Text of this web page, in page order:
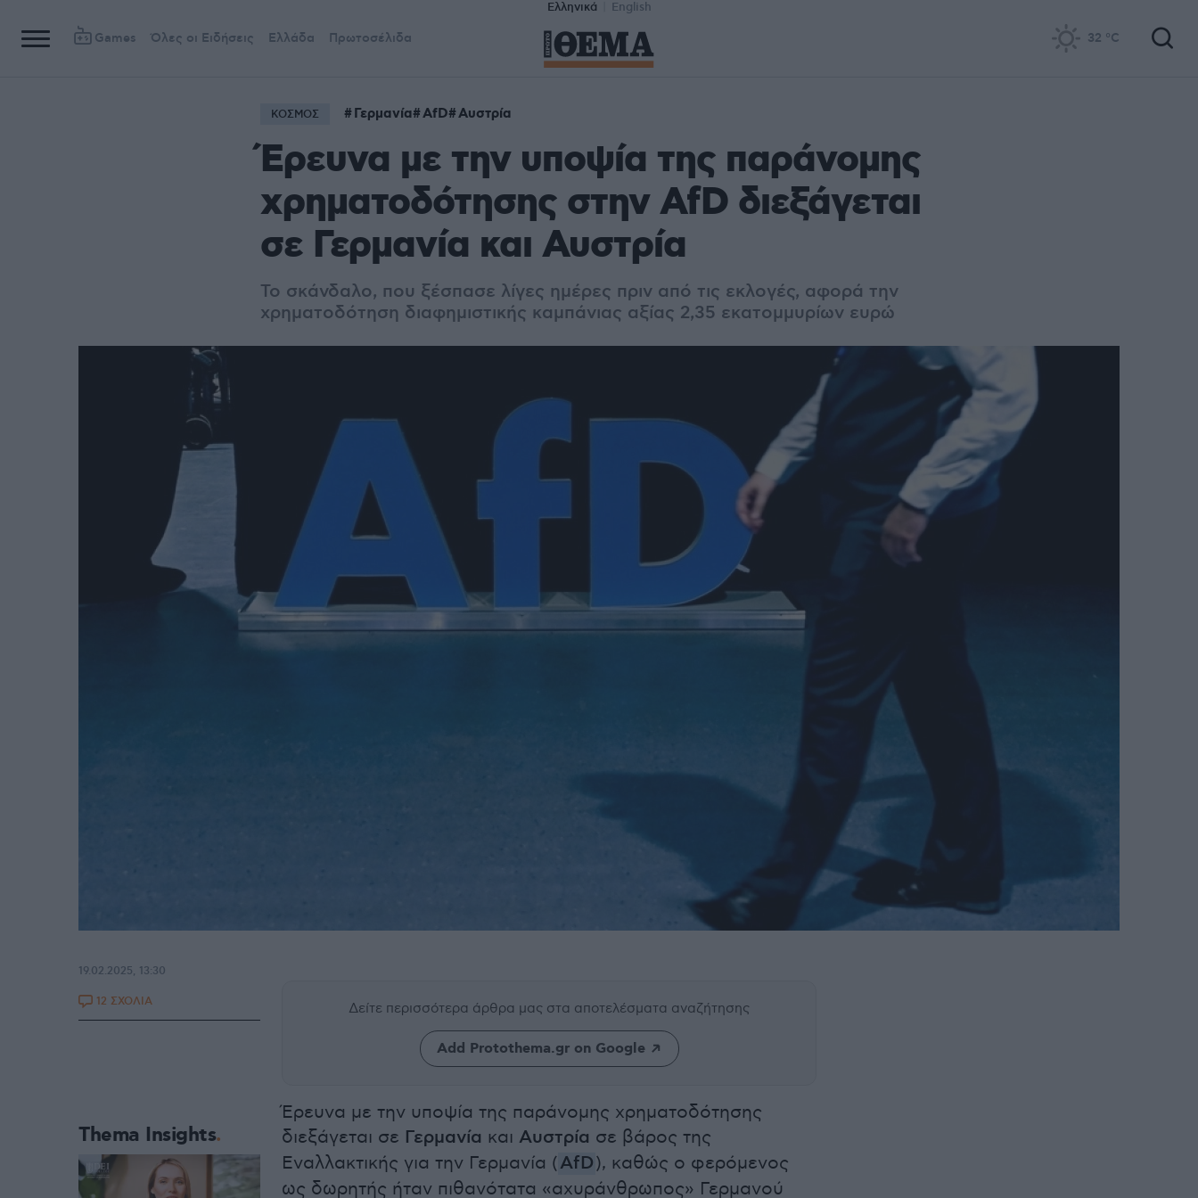
Ελληνικά English
Games Όλες οι Ειδήσεις Ελλάδα Πρωτοσέλιδα 32 °C
ΚΟΣΜΟΣ Γερμανία AfD Αυστρία
Έρευνα με την υποψία της παράνομης
χρηματοδότησης στην AfD διεξάγεται
σε Γερμανία και Αυστρία
Το σκάνδαλο, που ξέσπασε λίγες ημέρες πριν από τις εκλογές, αφορά την
χρηματοδότηση διαφημιστικής καμπάνιας αξίας 2,35 εκατομμυρίων ευρώ
Δείτε περισσότερα άρθρα μας στα αποτελέσματα αναζήτησης
Add Protothema.gr on Google
Έρευνα με την υποψία της παράνομης χρηματοδότησης
διεξάγεται σε Γερμανία και Αυστρία σε βάρος της
Εναλλακτικής για την Γερμανία (AfD), καθώς ο φερόμενος
ως δωρητής ήταν πιθανότατα «αχυράνθρωπος» Γερμανού
19.02.2025, 13:30
12 ΣΧΟΛΙΑ
Thema Insights